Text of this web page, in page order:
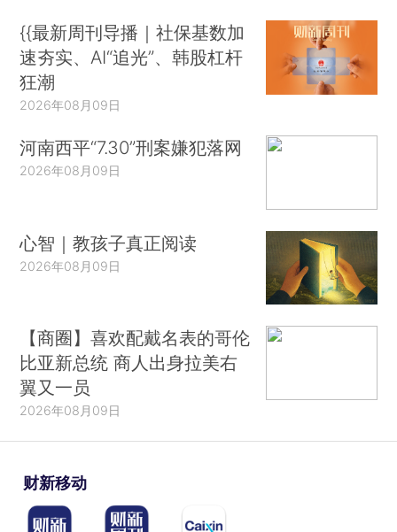
{{最新周刊导播｜社保基数加
速夯实、AI“追光”、韩股杠杆
狂潮
2026年08月09日
河南西平“7.30”刑案嫌犯落网
2026年08月09日
心智｜教孩子真正阅读
2026年08月09日
【商圈】喜欢配戴名表的哥伦
比亚新总统 商人出身拉美右
翼又一员
2026年08月09日
财新移动